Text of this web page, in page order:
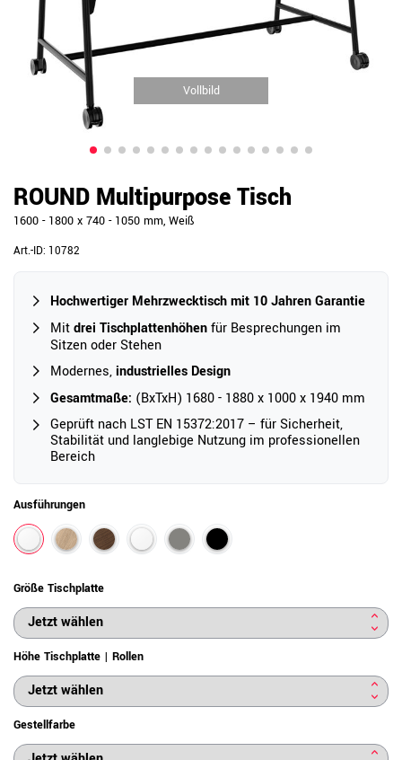
Vollbild
ROUND Multipurpose Tisch
1600 - 1800 x 740 - 1050 mm, Weiß
Art.-ID: 10782
Hochwertiger Mehrzwecktisch mit 10 Jahren Garantie
Mitdrei Tischplattenhöhenfür Besprechungen im
Sitzen oder Stehen
Modernes,industrielles Design
Gesamtmaße: (BxTxH) 1680 - 1880 x 1000 x 1940 mm
Geprüft nach LST EN 15372:2017 – für Sicherheit,
Stabilität und langlebige Nutzung im professionellen
Bereich
Ausführungen
Größe Tischplatte
Höhe Tischplatte | Rollen
Gestellfarbe